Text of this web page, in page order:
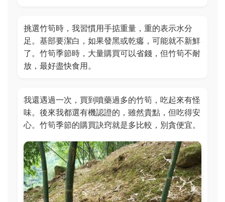
挑選竹筍時，我習慣用手掂重量，重的表示水分
足。基部要潔白，如果發黑或乾癟，可能就不新鮮
了。竹筍季節時，大量購買可以省錢，但竹筍不耐
放，最好盡快食用。
我還遇過一次，買到噴藥過多的竹筍，吃起來有怪
味。後來我都選有機認證的，雖然貴點，但吃得安
心。竹筍季節的購買訣窍就是多比較，別貪便宜。